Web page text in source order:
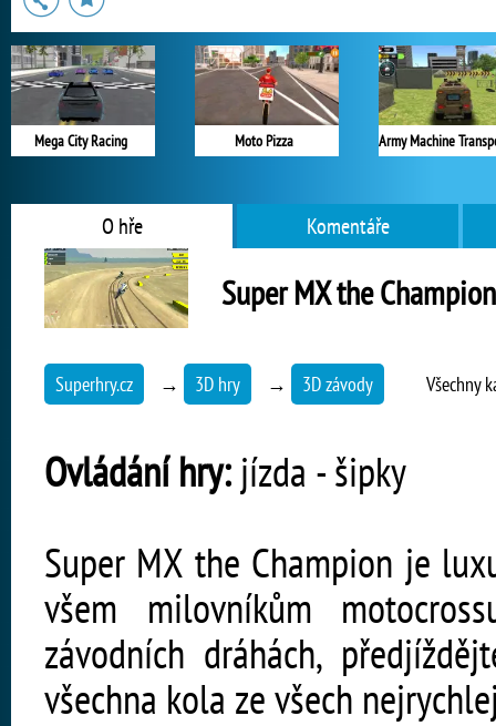
Mega City Racing Moto Pizza
O hře Komentáře
Super MX the Champion
Superhry.cz → 3D hry → 3D závody Všechny
Ovládání hry: jízda - šipky
Super MX the Champion je
všem milovníkům
závodních dráhách,
všechna kola ze všech